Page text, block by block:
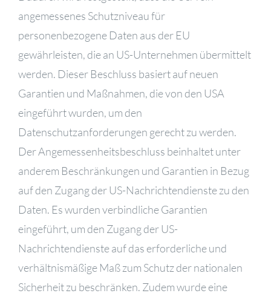
angemessenes Schutzniveau für
personenbezogene Daten aus der EU
gewährleisten, die an US-Unternehmen übermittelt
werden. Dieser Beschluss basiert auf neuen
Garantien und Maßnahmen, die von den USA
eingeführt wurden, um den
Datenschutzanforderungen gerecht zu werden.
Der Angemessenheitsbeschluss beinhaltet unter
anderem Beschränkungen und Garantien in Bezug
auf den Zugang der US-Nachrichtendienste zu den
Daten. Es wurden verbindliche Garantien
eingeführt, um den Zugang der US-
Nachrichtendienste auf das erforderliche und
verhältnismäßige Maß zum Schutz der nationalen
Sicherheit zu beschränken. Zudem wurde eine